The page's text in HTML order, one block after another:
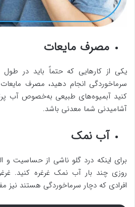
مصرف مایعات
یکی از کارهایی که حتماً باید در طول
سرماخوردگی انجام دهید، مصرف
کنید آبمیوه‌های طبیعی به‌خصوص آب
آشامیدنی شما معدنی باشد.
آب نمک
برای اینکه درد گلو ناشی از حساسیت و
روزی چند بار آب نمک غرغره کنید.
افرادی که دچار سرماخوردگی هستند نیز